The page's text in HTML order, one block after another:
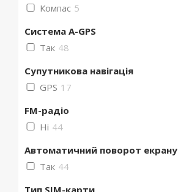
Компас 5
Система A-GPS
Так 48
Супутникова навігація
GPS 17
FM-радіо
Ні 44
Автоматичний поворот екрану
Так 44
Тип SIM-карти